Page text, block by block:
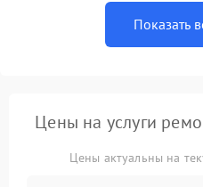
Показать
Цены на услуги
Цены актуальны на